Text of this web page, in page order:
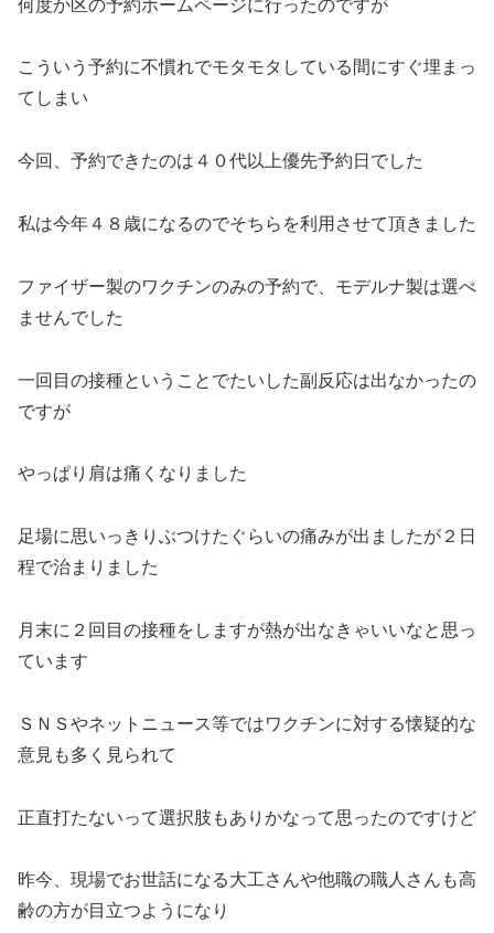
何度か区の予約ホームページに行ったのですが
こういう予約に不慣れでモタモタしている間にすぐ埋まっ
てしまい
今回、予約できたのは４０代以上優先予約日でした
私は今年４８歳になるのでそちらを利用させて頂きました
ファイザー製のワクチンのみの予約で、モデルナ製は選べ
ませんでした
一回目の接種ということでたいした副反応は出なかったの
ですが
やっぱり肩は痛くなりました
足場に思いっきりぶつけたぐらいの痛みが出ましたが２日
程で治まりました
月末に２回目の接種をしますが熱が出なきゃいいなと思っ
ています
ＳＮＳやネットニュース等ではワクチンに対する懐疑的な
意見も多く見られて
正直打たないって選択肢もありかなって思ったのですけど
昨今、現場でお世話になる大工さんや他職の職人さんも高
齢の方が目立つようになり